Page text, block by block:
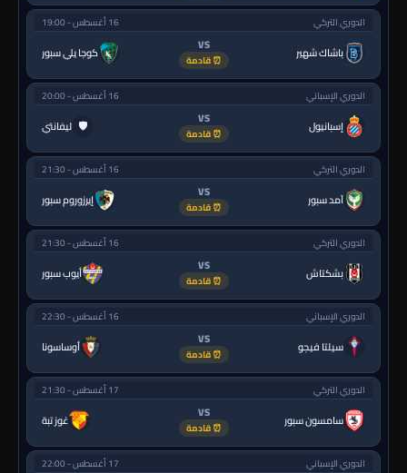
الدوري التركي 16 أغسطس - 19:00
باشاك شهير VS
⏰ قادمة كوجا يلي سبور
الدوري الإسباني 16 أغسطس - 20:00
إسبانيول VS
⏰ قادمة ليفانتي 🛡
الدوري التركي 16 أغسطس - 21:30
آمد سبور VS
⏰ قادمة إيرزوروم سبور
الدوري التركي 16 أغسطس - 21:30
بشكتاش VS
⏰ قادمة أيوب سبور
الدوري الإسباني 16 أغسطس - 22:30
سيلتا فيجو VS
⏰ قادمة أوساسونا
الدوري التركي 17 أغسطس - 21:30
سامسون سبور VS
⏰ قادمة غوز تبة
الدوري الإسباني 17 أغسطس - 22:00